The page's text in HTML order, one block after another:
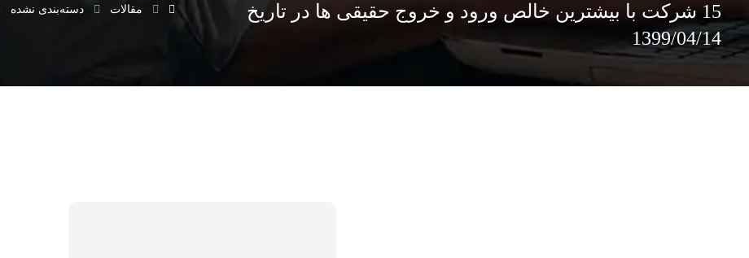
15 شرکت با بیشترین خالص ورود و خروج حقیقی ها در تاریخ
1399/04/14
مقالات دسته‌بندی نشده